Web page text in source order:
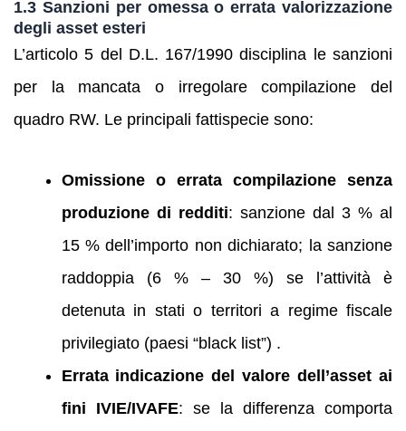
1.3 Sanzioni per omessa o errata valorizzazione
degli asset esteri
L’articolo 5 del D.L. 167/1990 disciplina le sanzioni
per la mancata o irregolare compilazione del
quadro RW. Le principali fattispecie sono:
Omissione o errata compilazione senza
produzione di redditi: sanzione dal 3 % al
15 % dell’importo non dichiarato; la sanzione
raddoppia (6 % – 30 %) se l’attività è
detenuta in stati o territori a regime fiscale
privilegiato (paesi “black list”) .
Errata indicazione del valore dell’asset ai
fini IVIE/IVAFE: se la differenza comporta